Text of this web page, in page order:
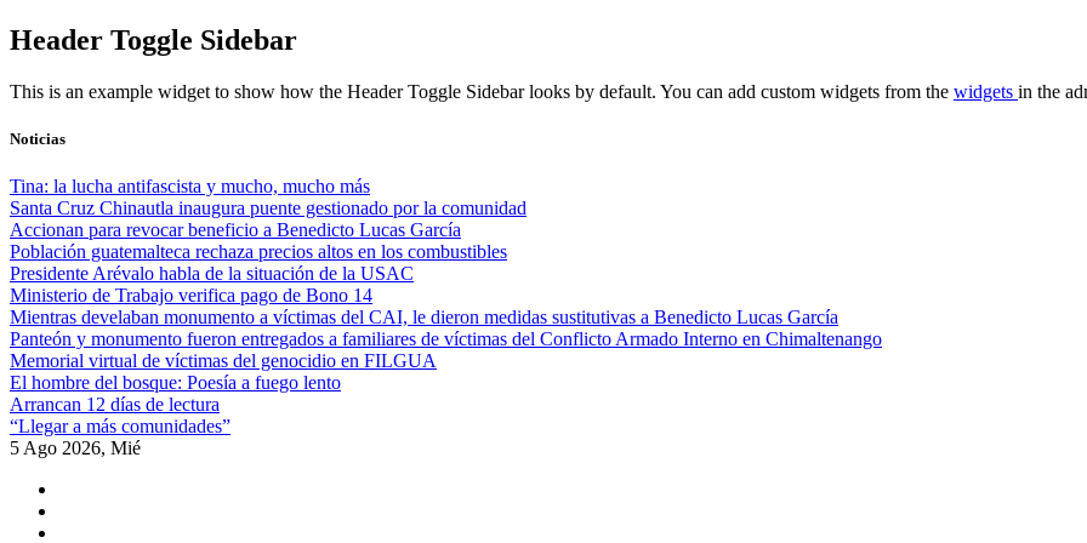
Skip
to
Header Toggle Sidebar
This is an example widget to show how the Header Toggle Sidebar looks by default. You can add custom widgets from the widgets in the
Noticias
Tina: la lucha antifascista y mucho, mucho más
Santa Cruz Chinautla inaugura puente gestionado por la comunidad
Accionan para revocar beneficio a Benedicto Lucas García
Población guatemalteca rechaza precios altos en los combustibles
Presidente Arévalo habla de la situación de la USAC
Ministerio de Trabajo verifica pago de Bono 14
Mientras develaban monumento a víctimas del CAI, le dieron medidas sustitutivas a Benedicto Lucas García
Panteón y monumento fueron entregados a familiares de víctimas del Conflicto Armado Interno en Chimaltenango
Memorial virtual de víctimas del genocidio en FILGUA
El hombre del bosque: Poesía a fuego lento
Arrancan 12 días de lectura
“Llegar a más comunidades”
5 Ago 2026, Mié